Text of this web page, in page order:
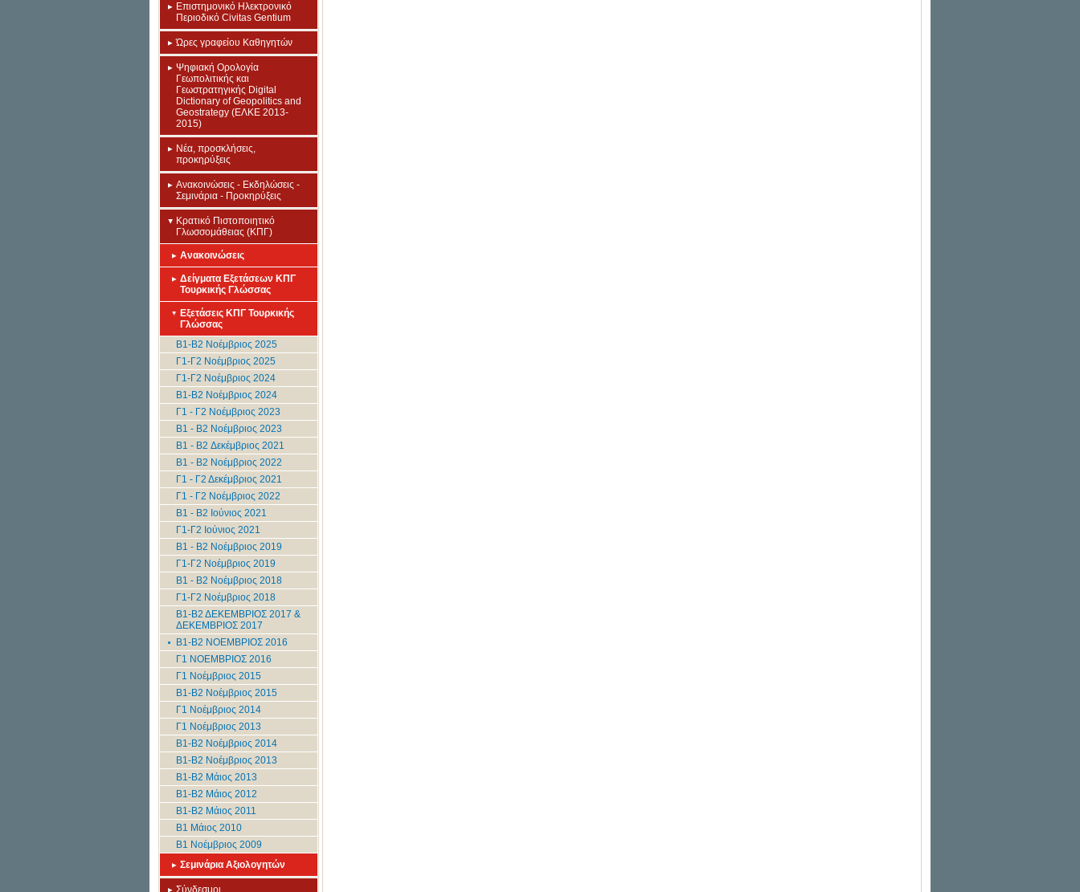
Επιστημονικό Ηλεκτρονικό
Περιοδικό Civitas Gentium
Ώρες γραφείου Καθηγητών
Ψηφιακή Ορολογία
Γεωπολιτικής και
Γεωστρατηγικής Digital
Dictionary of Geopolitics and
Geostrategy (ΕΛΚΕ 2013-
2015)
Νέα, προσκλήσεις,
προκηρύξεις
Ανακοινώσεις - Εκδηλώσεις -
Σεμινάρια - Προκηρύξεις
Κρατικό Πιστοποιητικό
Γλωσσομάθειας (ΚΠΓ)
Ανακοινώσεις
Δείγματα Εξετάσεων ΚΠΓ
Τουρκικής Γλώσσας
Εξετάσεις ΚΠΓ Τουρκικής
Γλώσσας
Β1-Β2 Νοέμβριος 2025
Γ1-Γ2 Νοέμβριος 2025
Γ1-Γ2 Νοέμβριος 2024
Β1-Β2 Νοέμβριος 2024
Γ1 - Γ2 Νοέμβριος 2023
B1 - B2 Νοέμβριος 2023
B1 - B2 Δεκέμβριος 2021
B1 - B2 Νοέμβριος 2022
Γ1 - Γ2 Δεκέμβριος 2021
Γ1 - Γ2 Νοέμβριος 2022
B1 - B2 Ιούνιος 2021
Γ1-Γ2 Ιούνιος 2021
B1 - B2 Νοέμβριος 2019
Γ1-Γ2 Νοέμβριος 2019
B1 - B2 Νοέμβριος 2018
Γ1-Γ2 Νοέμβριος 2018
Β1-Β2 ΔΕΚΕΜΒΡΙΟΣ 2017 &
ΔΕΚΕΜΒΡΙΟΣ 2017
Β1-Β2 ΝΟΕΜΒΡΙΟΣ 2016
Γ1 ΝΟΕΜΒΡΙΟΣ 2016
Γ1 Νοέμβριος 2015
Β1-Β2 Νοέμβριος 2015
Γ1 Νοέμβριος 2014
Γ1 Νοέμβριος 2013
B1-B2 Νοέμβριος 2014
B1-B2 Νοέμβριος 2013
Β1-Β2 Μάιος 2013
Β1-Β2 Μάιος 2012
Β1-Β2 Μάιος 2011
Β1 Μάιος 2010
Β1 Νοέμβριος 2009
Σεμινάρια Αξιολογητών
Σύνδεσμοι